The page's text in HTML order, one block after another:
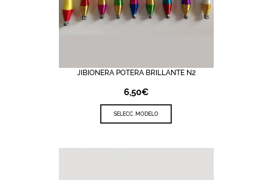
JIBIONERA POTERA BRILLANTE N2
6,50€
SELECC. MODELO